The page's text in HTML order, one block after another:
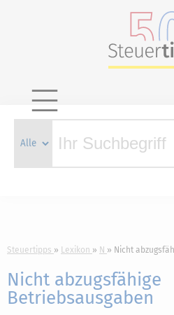
Steuertipps Lexikon N Nicht
Nicht abzugsfähige
Betriebsausgaben